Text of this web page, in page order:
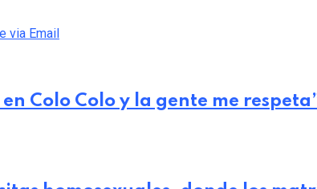
via Email
Colo Colo y la gente me